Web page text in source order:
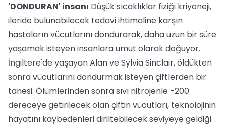
'DONDURAN' insanı Düşük sıcaklıklar fiziği kriyoneji,
ileride bulunabilecek tedavi ihtimaline karşın
hastaların vücutlarını dondurarak, daha uzun bir süre
yaşamak isteyen insanlara umut olarak doğuyor.
İngiltere'de yaşayan Alan ve Sylvia Sinclair, öldükten
sonra vücutlarını dondurmak isteyen çiftlerden bir
tanesi. Ölümlerinden sonra sıvı nitrojenle -200
dereceye getirilecek olan çiftin vücutları, teknolojinin
hayatını kaybedenleri diriltebilecek seviyeye geldiği